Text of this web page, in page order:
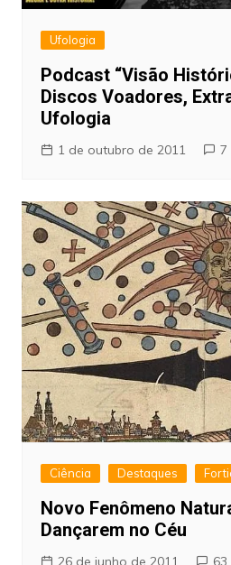
Ufologia
Podcast “Visão
Discos Voadores,
Ufologia
1 de outubro de 2011 7
Ciência Destaques
Novo Fenômeno
Dançarem no Céu
26 de junho de 2011 63